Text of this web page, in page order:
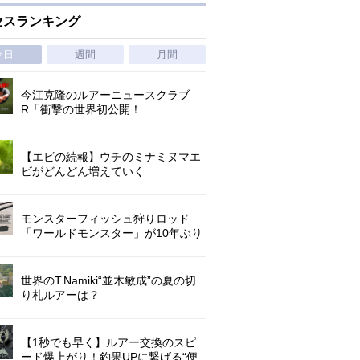
スランキング
日 週間 月間
今江克隆のルアーニュースクラブ
R「衝撃の世界初公開！
【エビの続報】ウチのミナミヌマエ
ビがどんどん増えていく
モンスターフィッシュ狩りロッド
「ワールドモンスター」が10年ぶり
世界のT.Namiki“並木敏成”の夏の切
り札ルアーは？
【1秒でも早く】ルアー交換のスピ
ード爆上がり！釣果UPに繋げる“便